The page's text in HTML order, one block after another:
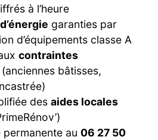
à l’heure
garanties par
d’équipements classe A
contraintes
(anciennes bâtisses,
des aides locales
au 06 27 50